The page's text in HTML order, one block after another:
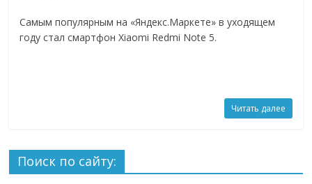
Самым популярным на «Яндекс.Маркете» в уходящем
году стал смартфон Xiaomi Redmi Note 5.
Читать далее
Поиск по сайту: